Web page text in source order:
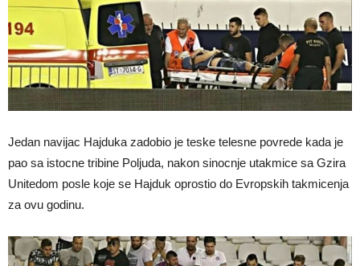
Jedan navijac Hajduka zadobio je teske telesne povrede kada je
pao sa istocne tribine Poljuda, nakon sinocnje utakmice sa Gzira
Unitedom posle koje se Hajduk oprostio do Evropskih takmicenja
za ovu godinu.